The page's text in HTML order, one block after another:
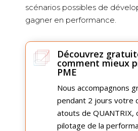
scénarios possibles de
gagner en performance.
Découvrez
comment mieux
PME
Nous accompagnons
pendant 2 jours votre
atouts de QUANTRIX,
pilotage de la